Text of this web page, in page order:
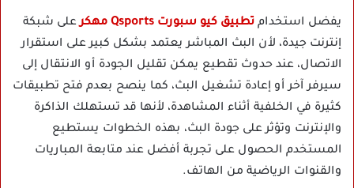
يفضل استخدام تطبيق كيو سبورت Qsports مهكر
على شبكة
إنترنت جيدة، لأن البث المباشر يعتمد بشكل كبير على استقرار
الاتصال، عند حدوث تقطيع يمكن تقليل الجودة أو الانتقال إلى
سيرفر آخر أو إعادة تشغيل البث، كما ينصح بعدم فتح تطبيقات
كثيرة في الخلفية أثناء المشاهدة، لأنها قد تستهلك الذاكرة
والإنترنت وتؤثر على جودة البث، بهذه الخطوات يستطيع
المستخدم الحصول على تجربة أفضل عند متابعة المباريات
والقنوات الرياضية من الهاتف.